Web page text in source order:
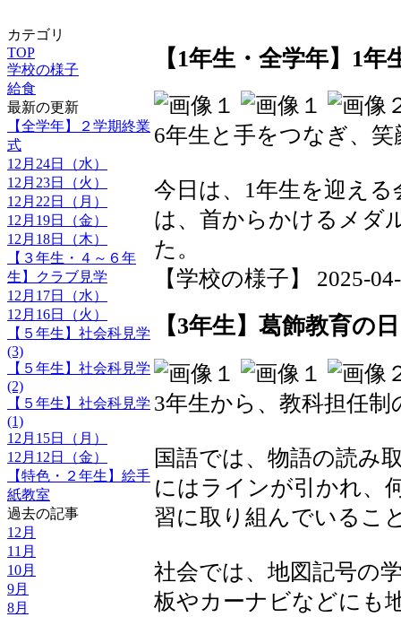
カテゴリ
TOP
学校の様子
給食
最新の更新
【全学年】２学期終業
式
12月24日（水）
12月23日（火）
12月22日（月）
12月19日（金）
12月18日（木）
【３年生・４～６年
生】クラブ見学
12月17日（水）
12月16日（火）
【５年生】社会科見学
(3)
【５年生】社会科見学
(2)
【５年生】社会科見学
(1)
12月15日（月）
12月12日（金）
【特色・２年生】絵手
紙教室
過去の記事
12月
11月
10月
9月
8月
【1年生・全学年】1
6年生と手をつなぎ、
今日は、1年生を迎え
は、首からかけるメダ
た。
【学校の様子】 2025-
【3年生】葛飾教育の
3年生から、教科担任
国語では、物語の読み
にはラインが引かれ、
習に取り組んでいるこ
社会では、地図記号の
板やカーナビなどにも